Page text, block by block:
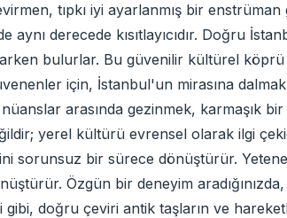
tıpkı iyi ayarlanmış bir
aynı derecede kısıtlayıcıdır. Doğru
bulurlar. Bu güvenilir kültürel
için, İstanbul'un mirasına
arasında gezinmek, karmaşık
yerel kültürü evrensel olarak ilgi
sorunsuz bir sürece dönüştürür.
Özgün bir deneyim
doğru çeviri antik taşların ve